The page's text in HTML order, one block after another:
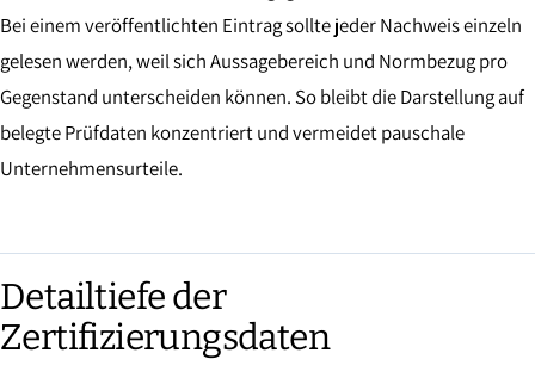
Bei einem veröffentlichten Eintrag sollte jeder Nachweis einzeln
gelesen werden, weil sich Aussagebereich und Normbezug pro
Gegenstand unterscheiden können. So bleibt die Darstellung auf
belegte Prüfdaten konzentriert und vermeidet pauschale
Unternehmensurteile.
Detailtiefe der
Zertifizierungsdaten